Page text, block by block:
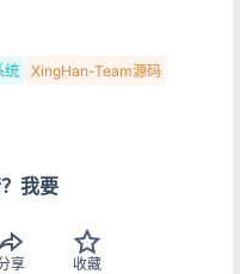
统
XingHan-Team源码
我要
享 收藏